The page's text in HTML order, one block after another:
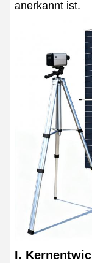
anerkannt ist.
I.